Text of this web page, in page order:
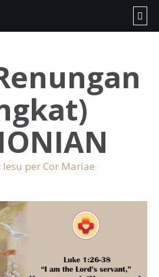
Iesu per Cor Mariae